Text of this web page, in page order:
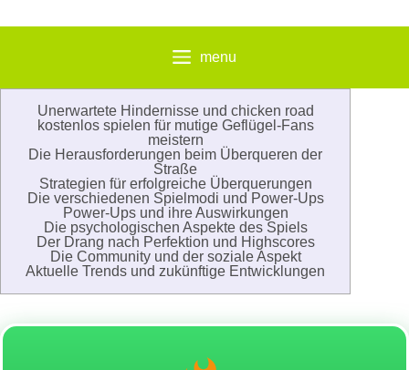
menu
Unerwartete Hindernisse und chicken road
kostenlos spielen für mutige Geflügel-Fans
meistern
Die Herausforderungen beim Überqueren der
Straße
Strategien für erfolgreiche Überquerungen
Die verschiedenen Spielmodi und Power-Ups
Power-Ups und ihre Auswirkungen
Die psychologischen Aspekte des Spiels
Der Drang nach Perfektion und Highscores
Die Community und der soziale Aspekt
Aktuelle Trends und zukünftige Entwicklungen